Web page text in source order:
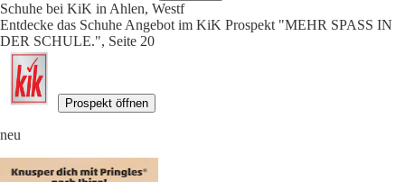
Schuhe bei KiK in Ahlen, Westf
Entdecke das Schuhe Angebot im KiK Prospekt "MEHR SPASS IN
DER SCHULE.", Seite 20
Prospekt öffnen
neu